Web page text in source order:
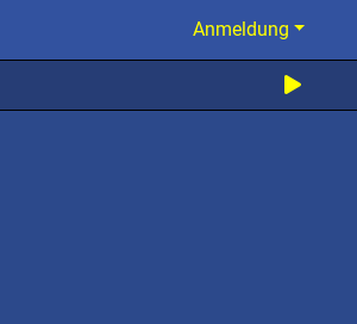
Anmeldung